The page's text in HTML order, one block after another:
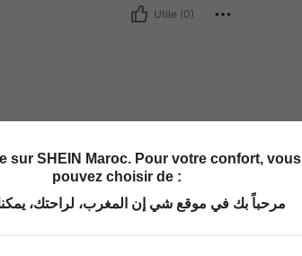
Utile (0)
てくれない笑
Utile (0)
sur SHEIN Maroc. Pour votre confort, vous
pouvez choisir de :
مرحباً بك في موقع شي إن المغرب، لراحتك،